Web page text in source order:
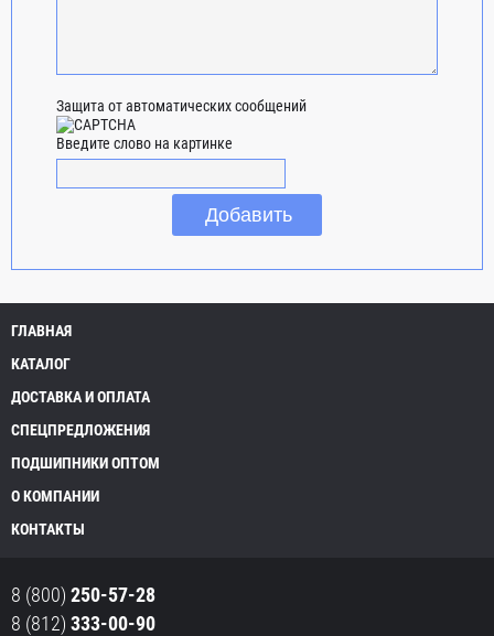
Защита от автоматических сообщений
Введите слово на картинке
ГЛАВНАЯ
КАТАЛОГ
ДОСТАВКА И ОПЛАТА
СПЕЦПРЕДЛОЖЕНИЯ
ПОДШИПНИКИ ОПТОМ
О КОМПАНИИ
КОНТАКТЫ
8 (800) 250-57-28
8 (812) 333-00-90